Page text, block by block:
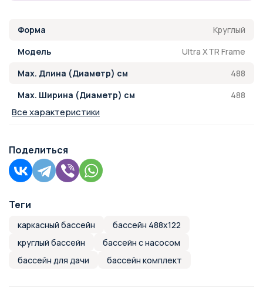
Форма
Круглый
Модель
Ultra XTR Frame
Max. Длина (Диаметр) см
488
Max. Ширина (Диаметр) см
488
Все характеристики
Поделиться
Теги
каркасный бассейн
бассейн 488х122
круглый бассейн
бассейн с насосом
бассейн для дачи
бассейн комплект